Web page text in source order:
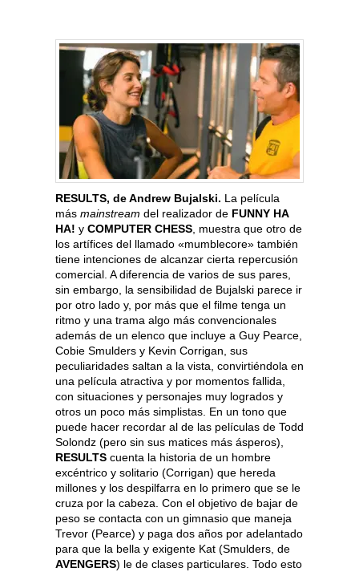
RESULTS, de Andrew Bujalski. La película
más mainstream del realizador de FUNNY HA
HA! y COMPUTER CHESS, muestra que otro de
los artífices del llamado «mumblecore» también
tiene intenciones de alcanzar cierta repercusión
comercial. A diferencia de varios de sus pares,
sin embargo, la sensibilidad de Bujalski parece ir
por otro lado y, por más que el filme tenga un
ritmo y una trama algo más convencionales
además de un elenco que incluye a Guy Pearce,
Cobie Smulders y Kevin Corrigan, sus
peculiaridades saltan a la vista, convirtiéndola en
una película atractiva y por momentos fallida,
con situaciones y personajes muy logrados y
otros un poco más simplistas. En un tono que
puede hacer recordar al de las películas de Todd
Solondz (pero sin sus matices más ásperos),
RESULTS cuenta la historia de un hombre
excéntrico y solitario (Corrigan) que hereda
millones y los despilfarra en lo primero que se le
cruza por la cabeza. Con el objetivo de bajar de
peso se contacta con un gimnasio que maneja
Trevor (Pearce) y paga dos años por adelantado
para que la bella y exigente Kat (Smulders, de
AVENGERS) le de clases particulares. Todo esto